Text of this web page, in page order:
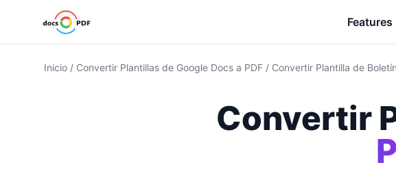
Features
Inicio / Convertir Plantillas de Google Docs a PDF / Convertir Plantilla de
Convertir